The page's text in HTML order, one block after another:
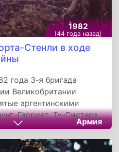
1982
(44 года назад)
Стенли в ходе
года 3-я бригада
Великобритании
аргентинскими
Гарриет, Ту-Систерз
все высоты были
случаях это оказалось
я пехотная бригада
Армия